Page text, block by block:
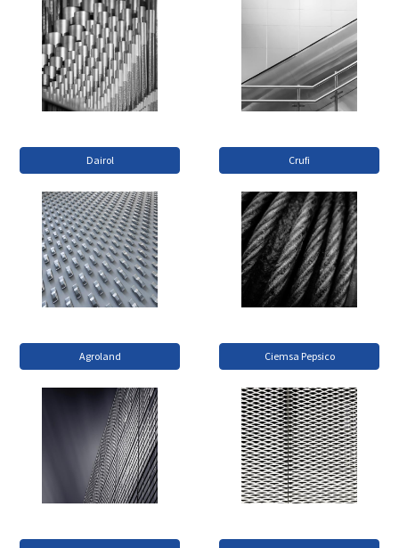
Dairol Crufi
Agroland Ciemsa Pepsico